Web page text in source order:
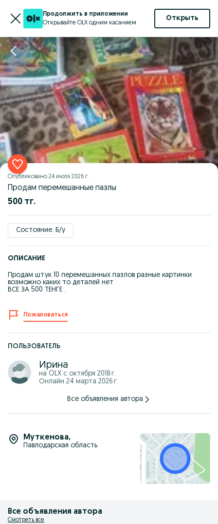
Продолжить в приложении
Открывайте OLX одним касанием
Открыть
Опубликовано 24 июля 2026 г.
Продам перемешанные пазлы
500 тг.
Состояние: Б/у
ОПИСАНИЕ
Продам штук 10 перемешанных пазлов разные картинки
возможно каких то деталей нет
ВСЕ ЗА 500 ТЕНГЕ .
Пожаловаться
ПОЛЬЗОВАТЕЛЬ
Ирина
на OLX с октября 2018 г.
Онлайн 24 марта 2026 г.
Все объявления автора
Муткенова,
Павлодарская область
Все объявления автора
Смотреть все